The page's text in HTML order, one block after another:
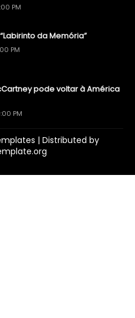
PM
da Memória”
PM
pode voltar à América
PM
| Distributed by